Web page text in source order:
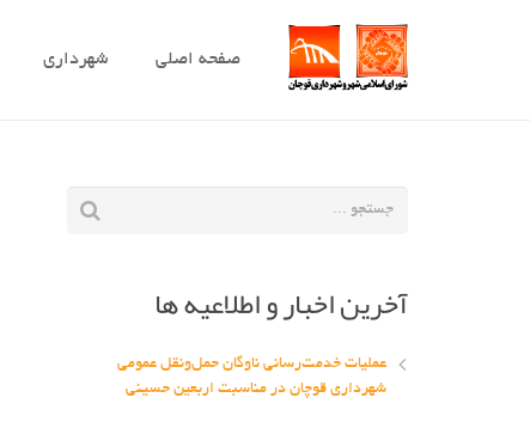
صفحه اصلی شهرداری
آخرین اخبار و اطلاعیه ها
عملیات خدمت‌رسانی ناوگان حمل‌ونقل عمومی
شهرداری قوچان در مناسبت اربعین حسینی